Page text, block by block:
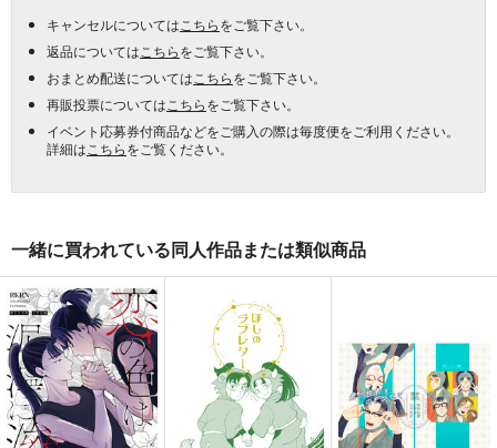
キャンセルについては こちらをご覧下さい。
返品については こちらをご覧下さい。
おまとめ配送については こちらをご覧下さい。
再販投票については こちらをご覧下さい。
イベント応募券付商品などをご購入の際は毎度便をご利用ください。
詳細は こちらをご覧ください。
一緒に買われている同人作品または類似商品